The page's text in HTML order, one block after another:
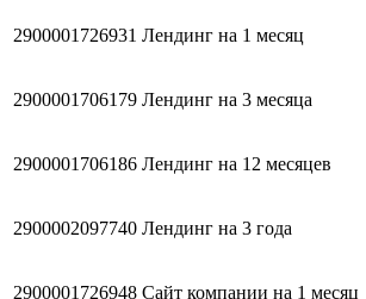
2900001726931 Лендинг на 1 месяц
2900001706179 Лендинг на 3 месяца
2900001706186 Лендинг на 12 месяцев
2900002097740 Лендинг на 3 года
2900001726948 Сайт компании на 1 месяц